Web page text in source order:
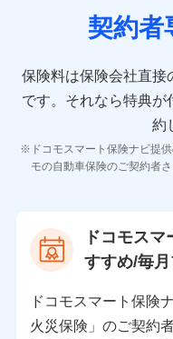
険契約に関する情報
者の氏名、住所、生
報、建物の構造や築
齢などの情報などが
【共同して利用する者
当社
当社又は株式会社
スにおけるユーザ登
を受けている保険会
情報を提供するため
ため、またそれらに
契約者
保険料は保険会社直接
です。 それなら特典が
約
ドコモスマート保険ナビ提
モの自動車保険のご契約者
ドコモス
すすめ/毎
ドコモスマート保険
火災保険」のご契約